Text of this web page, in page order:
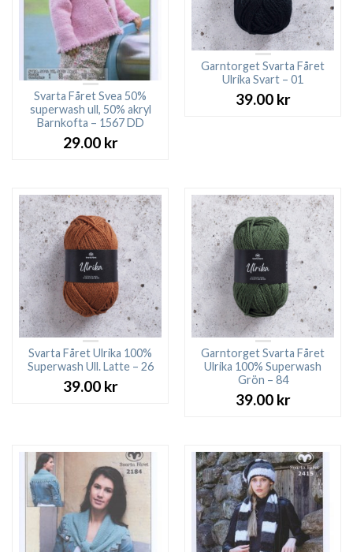
Svarta Fåret Svea 50%
superwash ull, 50% akryl
Barnkofta – 1567 DD
29.00 kr
Garntorget Svarta Fåret
Ulrika Svart – 01
39.00 kr
Svarta Fåret Ulrika 100%
Superwash Ull. Latte – 26
39.00 kr
Garntorget Svarta Fåret
Ulrika 100% Superwash
Grön – 84
39.00 kr